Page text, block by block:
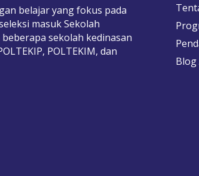
belajar yang fokus pada
masuk Sekolah
sekolah kedinasan
POLTEKIM, dan